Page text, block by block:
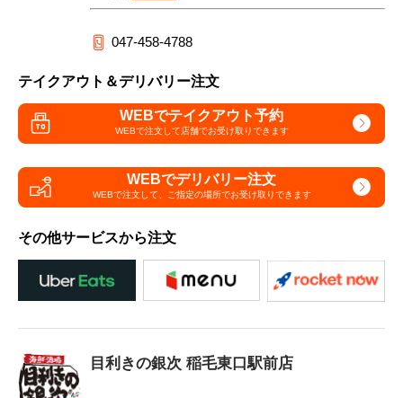
047-458-4788
テイクアウト＆デリバリー注文
WEBでテイクアウト予約
WEBで注文して店舗でお受け取りできます
WEBでデリバリー注文
WEBで注文して、 ご指定の場所でお受け取りできます
その他サービスから注文
目利きの銀次 稲毛東口駅前店